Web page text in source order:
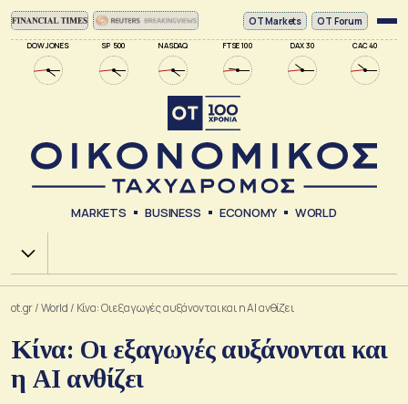
DOW JONES SP 500 NASDAQ FTSE 100 DAX 30 CAC 40
ΟΤ Markets OT Forum
MARKETS BUSINESS ECONOMY WORLD
Χ.Α.
ot.gr/World / Κίνα: Οι εξαγωγές αυξάνονται και η AI ανθίζει
Κίνα: Οι εξαγωγές αυξάνονται και
η AI ανθίζει